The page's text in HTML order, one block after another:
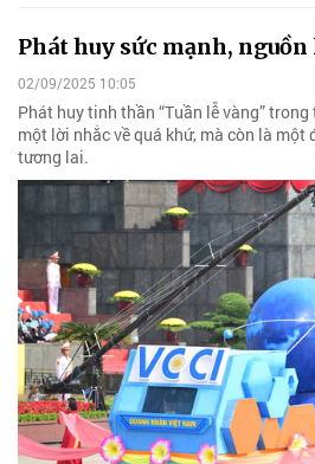
Phát huy sức mạnh,
02/09/2025 10:05
Phát huy tinh thần “Tuần lễ vàng”
một lời nhắc về quá khứ, mà còn là một
tương lai.